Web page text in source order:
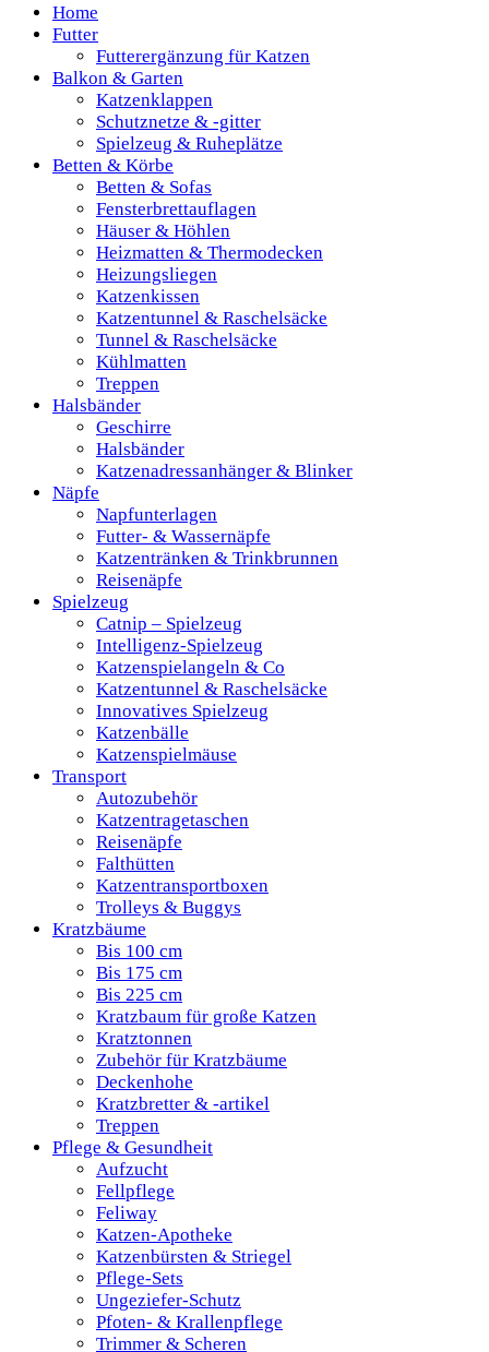
Home
Futter
Futterergänzung für Katzen
Balkon & Garten
Katzenklappen
Schutznetze & -gitter
Spielzeug & Ruheplätze
Betten & Körbe
Betten & Sofas
Fensterbrettauflagen
Häuser & Höhlen
Heizmatten & Thermodecken
Heizungsliegen
Katzenkissen
Katzentunnel & Raschelsäcke
Tunnel & Raschelsäcke
Kühlmatten
Treppen
Halsbänder
Geschirre
Halsbänder
Katzenadressanhänger & Blinker
Näpfe
Napfunterlagen
Futter- & Wassernäpfe
Katzentränken & Trinkbrunnen
Reisenäpfe
Spielzeug
Catnip – Spielzeug
Intelligenz-Spielzeug
Katzenspielangeln & Co
Katzentunnel & Raschelsäcke
Innovatives Spielzeug
Katzenbälle
Katzenspielmäuse
Transport
Autozubehör
Katzentragetaschen
Reisenäpfe
Falthütten
Katzentransportboxen
Trolleys & Buggys
Kratzbäume
Bis 100 cm
Bis 175 cm
Bis 225 cm
Kratzbaum für große Katzen
Kratztonnen
Zubehör für Kratzbäume
Deckenhohe
Kratzbretter & -artikel
Treppen
Pflege & Gesundheit
Aufzucht
Fellpflege
Feliway
Katzen-Apotheke
Katzenbürsten & Striegel
Pflege-Sets
Ungeziefer-Schutz
Pfoten- & Krallenpflege
Trimmer & Scheren